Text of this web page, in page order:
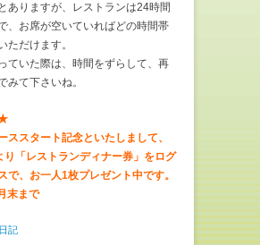
ありますが、レストランは24時間
、お席が空いていればどの時間帯
ただけます。
ていた際は、時間をずらして、再
みて下さいね。
ススタート記念といたしまして、
り「レストランディナー券」をログ
で、お一人1枚プレゼント中です。
末まで
日記